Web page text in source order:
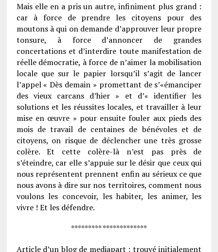
Mais elle en a pris un autre, infiniment plus grand :
car à force de prendre les citoyens pour des
moutons à qui on demande d’approuver leur propre
tonsure, à force d’annoncer de grandes
concertations et d’interdire toute manifestation de
réelle démocratie, à force de n’aimer la mobilisation
locale que sur le papier lorsqu’il s’agit de lancer
l’appel « Dès demain » promettant de s’«émanciper
des vieux carcans d’hier » et d’« identifier les
solutions et les réussites locales, et travailler à leur
mise en œuvre » pour ensuite fouler aux pieds des
mois de travail de centaines de bénévoles et de
citoyens, on risque de déclencher une très grosse
colère. Et cette colère-là n’est pas près de
s’éteindre, car elle s’appuie sur le désir que ceux qui
nous représentent prennent enfin au sérieux ce que
nous avons à dire sur nos territoires, comment nous
voulons les concevoir, les habiter, les animer, les
vivre ! Et les défendre.
********* *************
Article d’un blog de mediapart ; trouvé initialement